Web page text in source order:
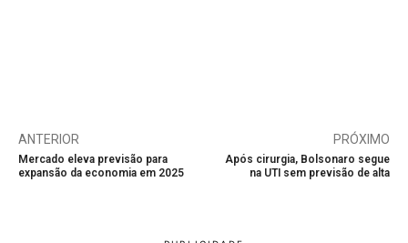
ANTERIOR
Mercado eleva previsão para
expansão da economia em 2025
PRÓXIMO
Após cirurgia, Bolsonaro segue
na UTI sem previsão de alta